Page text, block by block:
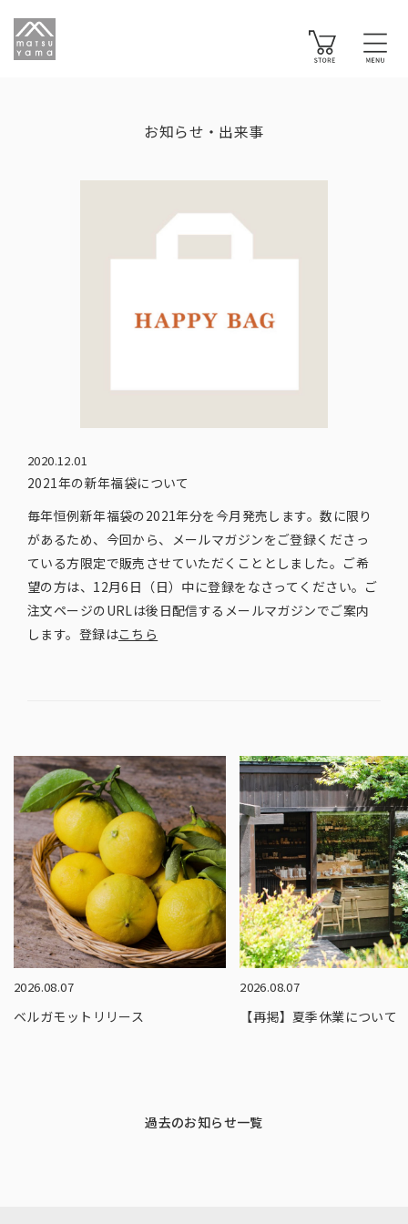
お知らせ・出来事
2020.12.01
2021年の新年福袋について
毎年恒例新年福袋の2021年分を今月発売します。数に限り
があるため、今回から、メールマガジンをご登録くださっ
ている方限定で販売させていただくこととしました。ご希
望の方は、12月6日（日）中に登録をなさってください。ご
注文ページのURLは後日配信するメールマガジンでご案内
します。登録はこちら
2026.08.07
ベルガモットリリース
2026.08.07
【再掲】夏季休業について
過去のお知らせ一覧